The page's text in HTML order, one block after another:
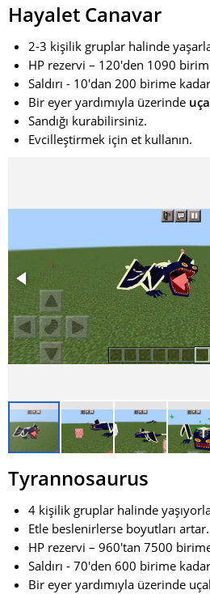
Hayalet Canavar
2-3 kişilik gruplar halinde
HP rezervi – 120'den 1090
Saldırı - 10'dan 200 birime
Bir eyer yardımıyla üzerinde
Sandığı kurabilirsiniz.
Evcilleştirmek için et kullanın.
Tyrannosaurus
4 kişilik gruplar halinde
Etle beslenirlerse boyutları artar.
HP rezervi – 960'tan 7500
Saldırı - 70'den 600 birime
Bir eyer yardımıyla üzerinde